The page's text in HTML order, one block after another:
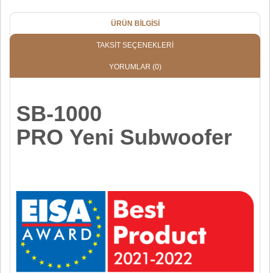
ÜRÜN BILGISI
TAKSIT SEÇENEKLERI
YORUMLAR (0)
SB-1000
PRO Yeni Subwoofer